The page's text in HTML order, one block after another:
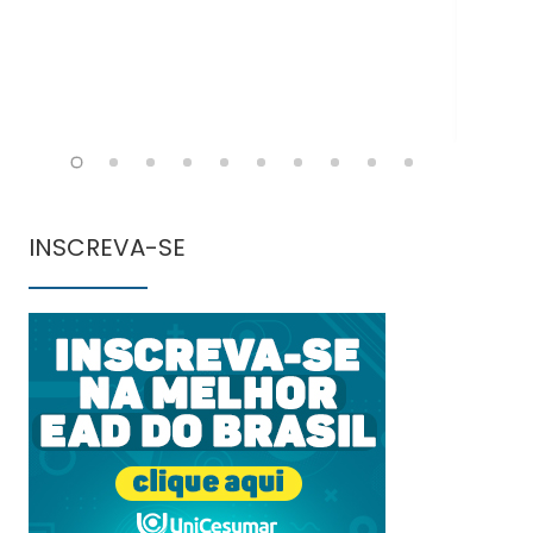
INSCREVA-SE